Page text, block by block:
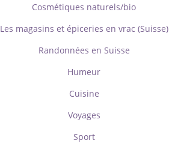
Cosmétiques naturels/bio
Les magasins et épiceries en vrac (Suisse)
Randonnées en Suisse
Humeur
Cuisine
Voyages
Sport